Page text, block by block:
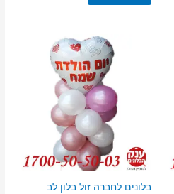
בלונים לחברה זול בלון לב